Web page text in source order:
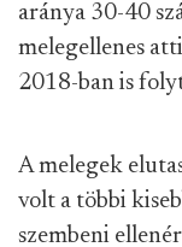
aránya 30-40
melegellenes
2018-ban is
A melegek
volt a többi
szembeni